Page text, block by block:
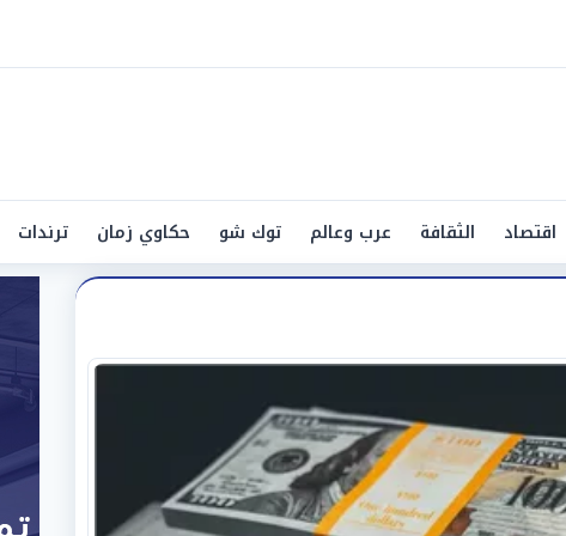
اقتصاد الثقافة عرب وعالم توك شو حكاوي زمان ترندات